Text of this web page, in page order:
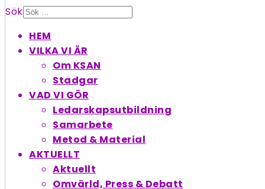
Sök
HEM
VILKA VI ÄR
Om KSAN
Stadgar
VAD VI GÖR
Ledarskapsutbildning
Samarbete
Metod & Material
AKTUELLT
Aktuellt
Omvärld, Press & Debatt